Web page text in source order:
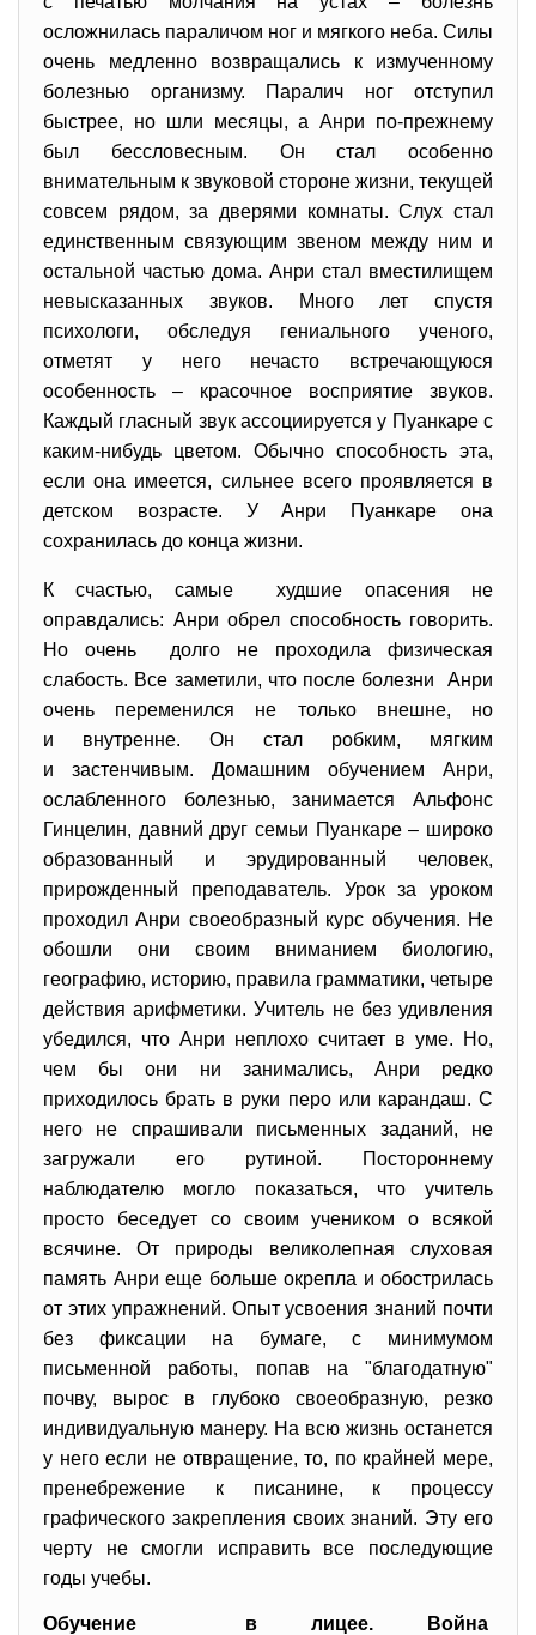
осложнилась параличом ног и мягкого неба. Силы
очень медленно возвращались к измученному
болезнью организму. Паралич ног отступил
быстрее, но шли месяцы, а Анри по-прежнему
был бессловесным. Он стал особенно
внимательным к звуковой стороне жизни, текущей
совсем рядом, за дверями комнаты. Слух стал
единственным связующим звеном между ним и
остальной частью дома. Анри стал вместилищем
невысказанных звуков. Много лет спустя
психологи, обследуя гениального ученого,
отметят у него нечасто встречающуюся
особенность – красочное восприятие звуков.
Каждый гласный звук ассоциируется у Пуанкаре с
каким-нибудь цветом. Обычно способность эта,
если она имеется, сильнее всего проявляется в
детском возрасте. У Анри Пуанкаре она
сохранилась до конца жизни.
К счастью, самые худшие опасения не
оправдались: Анри обрел способность говорить.
Но очень долго не проходила физическая
слабость. Все заметили, что после болезни Анри
очень переменился не только внешне, но
и внутренне. Он стал робким, мягким
и застенчивым. Домашним обучением Анри,
ослабленного болезнью, занимается Альфонс
Гинцелин, давний друг семьи Пуанкаре – широко
образованный и эрудированный человек,
прирожденный преподаватель. Урок за уроком
проходил Анри своеобразный курс обучения. Не
обошли они своим вниманием биологию,
географию, историю, правила грамматики, четыре
действия арифметики. Учитель не без удивления
убедился, что Анри неплохо считает в уме. Но,
чем бы они ни занимались, Анри редко
приходилось брать в руки перо или карандаш. С
него не спрашивали письменных заданий, не
загружали его рутиной. Постороннему
наблюдателю могло показаться, что учитель
просто беседует со своим учеником о всякой
всячине. От природы великолепная слуховая
память Анри еще больше окрепла и обострилась
от этих упражнений. Опыт усвоения знаний почти
без фиксации на бумаге, с минимумом
письменной работы, попав на "благодатную"
почву, вырос в глубоко своеобразную, резко
индивидуальную манеру. На всю жизнь останется
у него если не отвращение, то, по крайней мере,
пренебрежение к писанине, к процессу
графического закрепления своих знаний. Эту его
черту не смогли исправить все последующие
годы учебы.
Обучение в лицее. Война